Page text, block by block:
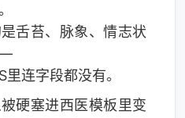
舌苔、脉象、情志状
连字段都没有。
硬塞进西医模板里变